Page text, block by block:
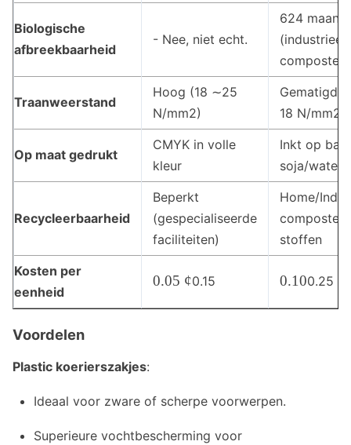
Biologische
afbreekbaarheid
- Nee, niet echt.
6­24
(industrieel
Traanweerstand
Hoog (18 ∼25
N/mm2)
Gematigd
18 N/mm2)
Op maat gedrukt
CMYK in volle
kleur
Inkt op
soja/water
Recycleerbaarheid
Beperkt
(gespecialiseerde
faciliteiten)
Home/
stoffen
Kosten per
eenheid
0
0.05 ¢0.15
0
0.100.25
Voordelen
Plastic koerierszakjes:
Ideaal voor zware of scherpe voorwerpen.
Superieure vochtbescherming voor